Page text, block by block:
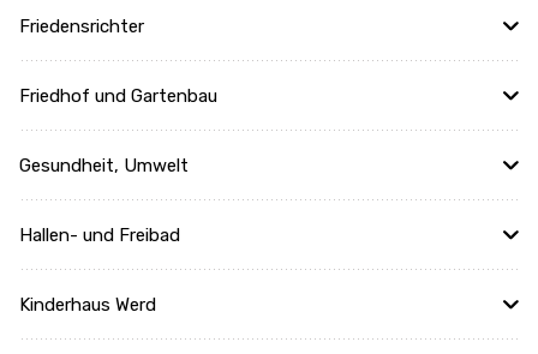
Friedensrichter
Friedhof und Gartenbau
Gesundheit, Umwelt
Hallen- und Freibad
Kinderhaus Werd